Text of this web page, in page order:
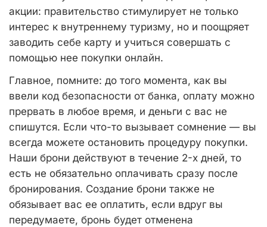
акции: правительство стимулирует не только
интерес к внутреннему туризму, но и поощряет
заводить себе карту и учиться совершать с
помощью нее покупки онлайн.
Главное, помните: до того момента, как вы
ввели код безопасности от банка, оплату можно
прервать в любое время, и деньги с вас не
спишутся. Если что-то вызывает сомнение — вы
всегда можете остановить процедуру покупки.
Наши брони действуют в течение 2-х дней, то
есть не обязательно оплачивать сразу после
бронирования. Создание брони также не
обязывает вас ее оплатить, если вдруг вы
передумаете, бронь будет отменена